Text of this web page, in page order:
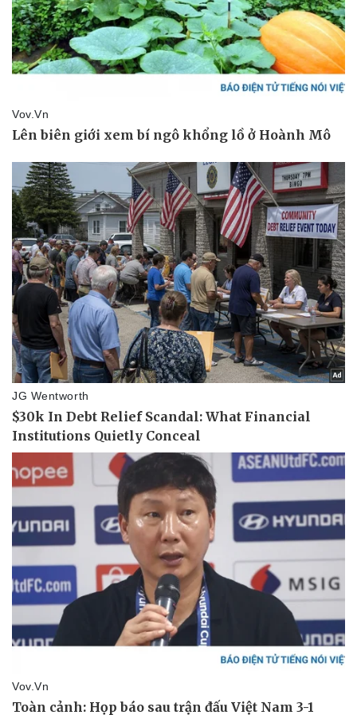
Doanh nghiệp
Doanh nghiệp 24h
Doanh nhân
Vì cộng đồng
Công nghệ
Tin Công nghệ
Trải nghiệm
Chuyển đổi số
Sức khỏe
Dinh dưỡng - món ngon
Cây thuốc
Sản phụ khoa
Nhi khoa
Nam khoa
Ăn sạch sống khỏe
Đời sống
Nhà đẹp
Blog
Tình yêu - Gia đình